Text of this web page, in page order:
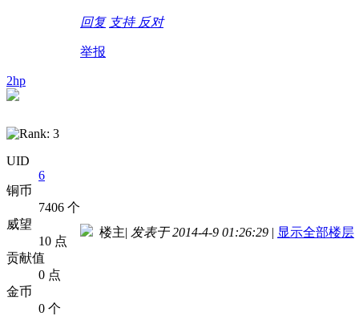
回复 支持 反对
举报
2hp
UID
6
铜币
7406 个
威望
10 点
贡献值
0 点
金币
0 个
楼主| 发表于 2014-4-9 01:26:29 | 显示全部楼层